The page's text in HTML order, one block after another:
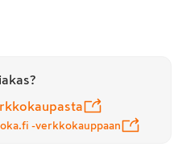
-verkkokauppaan